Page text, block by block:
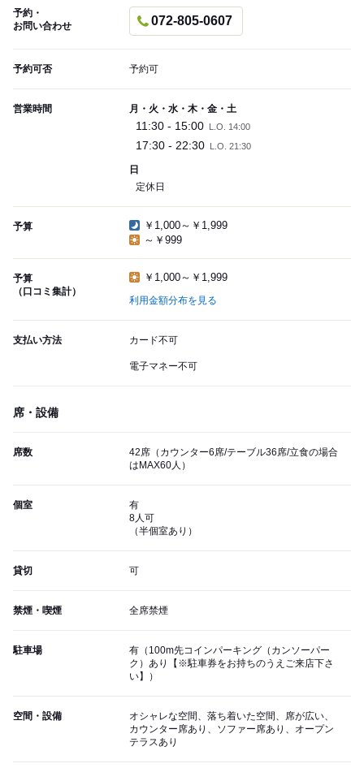
予約・
お問い合わせ
072-805-0607
予約可否 予約可
営業時間 月・火・水・木・金・土
11:30 - 15:00 L.O. 14:00
17:30 - 22:30 L.O. 21:30
日
定休日
予算
￥1,000～￥1,999
～￥999
予算
（口コミ集計）
￥1,000～￥1,999
利用金額分布を見る
支払い方法 カード不可
電子マネー不可
席・設備
席数
42席（カウンター6席/テーブル36席/立食の場合
はMAX60人）
個室
有
8人可
（半個室あり）
貸切 可
禁煙・喫煙 全席禁煙
駐車場
有（100m先コインパーキング（カンソーパー
ク）あり【※駐車券をお持ちのうえご来店下さ
い】）
空間・設備
オシャレな空間、落ち着いた空間、席が広い、
カウンター席あり、ソファー席あり、オープン
テラスあり